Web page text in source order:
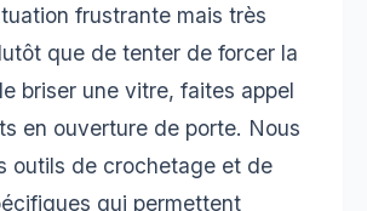
frustrante mais très
que de tenter de forcer la
briser une vitre, faites appel
en ouverture de porte. Nous
outils de crochetage et de
qui permettent